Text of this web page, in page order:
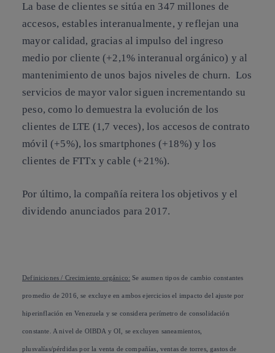
La base de clientes se sitúa en 347 millones de
accesos, estables interanualmente, y reflejan una
mayor calidad, gracias al impulso del ingreso
medio por cliente (+2,1% interanual orgánico) y al
mantenimiento de unos bajos niveles de churn. Los
servicios de mayor valor siguen incrementando su
peso, como lo demuestra la evolución de los
clientes de LTE (1,7 veces), los accesos de contrato
móvil (+5%), los smartphones (+18%) y los
clientes de FTTx y cable (+21%).
Por último, la compañía reitera los objetivos y el
dividendo anunciados para 2017.
Definiciones / Crecimiento orgánico: Se asumen tipos de cambio constantes
promedio de 2016, se excluye en ambos ejercicios el impacto del ajuste por
hiperinflación en Venezuela y se considera perímetro de consolidación
constante. A nivel de OIBDA y OI, se excluyen saneamientos,
plusvalías/pérdidas por la venta de compañías, ventas de torres, gastos de